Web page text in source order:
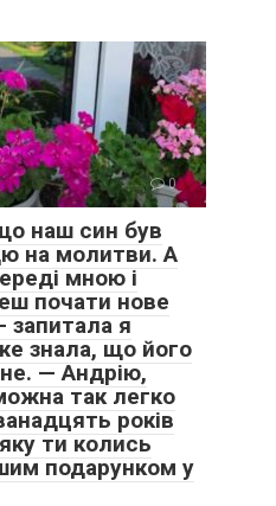
0
наш син був
на молитви. А
мною і
почати нове
запитала я
знала, що його
— Андрію,
так легко
років
ти колись
подарунком у